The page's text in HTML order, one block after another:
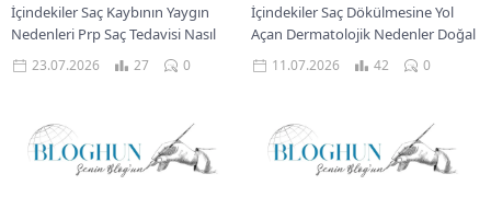
İçindekiler Saç Kaybının Yaygın
Nedenleri Prp Saç Tedavisi Nasıl
Uygulanır Prp Tedavisinden
Beklenen Sonuçlar Saçlar İçin
Doğal...
23.07.2026 27 0
İçindekiler Saç Dökülmesine Yol
Açan Dermatolojik Nedenler Doğal
Yöntemlerle Saç Dökülmesi
Yönetimi Bakım Yağlarıyla Saç
Tedavilerde Uzman...
11.07.2026 42 0